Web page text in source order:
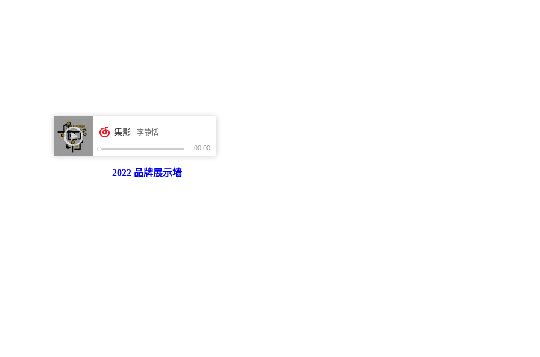
2022 品牌展示墙